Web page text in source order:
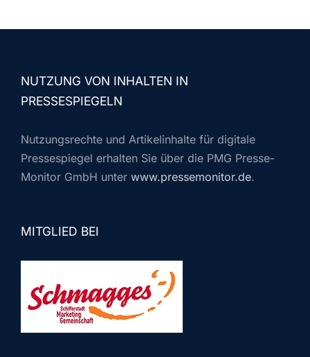
NUTZUNG VON INHALTEN IN
PRESSESPIEGELN
Nutzungsrechte und Artikelinhalte für digitale
Pressespiegel erhalten Sie über die PMG Presse-
Monitor GmbH unter www.pressemonitor.de.
MITGLIED BEI